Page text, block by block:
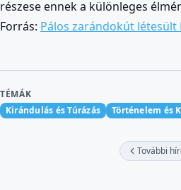
részese ennek a különleges
Forrás: Pálos zarándokút létesült
TÉMÁK
Kirándulás és Túrázás
Történelem és
További